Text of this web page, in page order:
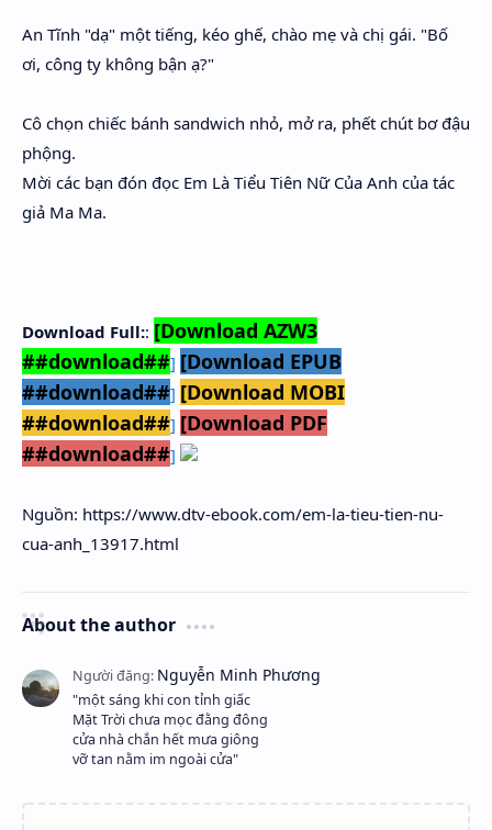
An Tĩnh "dạ" một tiếng, kéo ghế, chào mẹ và chị gái. "Bố
ơi, công ty không bận ạ?"
Cô chọn chiếc bánh sandwich nhỏ, mở ra, phết chút bơ đậu
phộng.
Mời các bạn đón đọc Em Là Tiểu Tiên Nữ Của Anh của tác
giả Ma Ma.
Download Full:: [Download AZW3
##download##] [Download EPUB
##download##] [Download MOBI
##download##] [Download PDF
##download##]
Nguồn: https://www.dtv-ebook.com/em-la-tieu-tien-nu-
cua-anh_13917.html
About the author
"một sáng khi con tỉnh giấc
Mặt Trời chưa mọc đằng đông
cửa nhà chắn hết mưa giông
vỡ tan nằm im ngoài cửa"